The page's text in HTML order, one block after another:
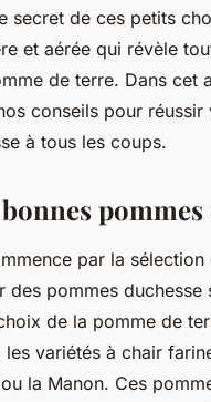
•5 min de lecture
secret de ces petits
et aérée qui révèle
de terre. Dans cet
conseils pour réussir
à tous les coups.
par la sélection
des pommes duchesse
de la pomme de
variétés à chair
ou la Manon. Ces